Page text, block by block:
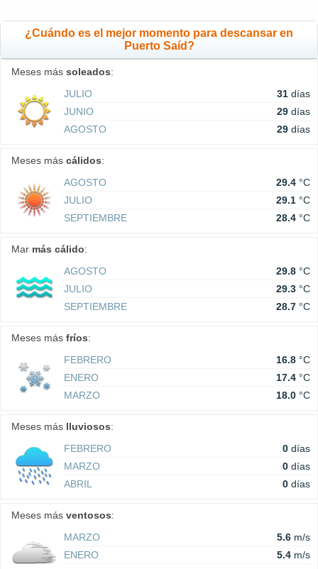
¿Cuándo es el mejor momento para descansar en
Puerto Saíd?
Meses más soleados:
JULIO
31 días
JUNIO
29 días
AGOSTO
29 días
Meses más cálidos:
AGOSTO
29.4 °C
JULIO
29.1 °C
SEPTIEMBRE
28.4 °C
Mar más cálido:
AGOSTO
29.8 °C
JULIO
29.3 °C
SEPTIEMBRE
28.7 °C
Meses más fríos:
FEBRERO
16.8 °C
ENERO
17.4 °C
MARZO
18.0 °C
Meses más lluviosos:
FEBRERO
0 días
MARZO
0 días
ABRIL
0 días
Meses más ventosos:
MARZO
5.6 m/s
ENERO
5.4 m/s